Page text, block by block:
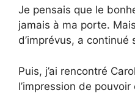
Je pensais que le
jamais à ma porte.
d’imprévus, a continué
Puis, j’ai rencontré
l’impression de